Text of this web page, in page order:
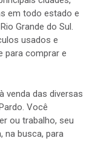
em todo estado e
Grande do Sul.
usados e
para comprar e
venda das diversas
Você
ou trabalho, seu
na busca, para